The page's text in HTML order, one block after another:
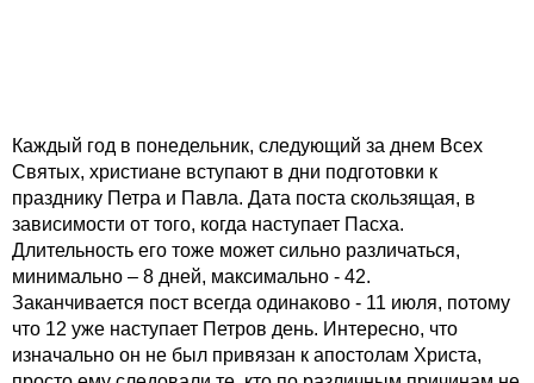
Каждый год в понедельник, следующий за днем Всех
Святых, христиане вступают в дни подготовки к
празднику Петра и Павла. Дата поста скользящая, в
зависимости от того, когда наступает Пасха.
Длительность его тоже может сильно различаться,
минимально – 8 дней, максимально - 42.
Заканчивается пост всегда одинаково - 11 июля, потому
что 12 уже наступает Петров день. Интересно, что
изначально он не был привязан к апостолам Христа,